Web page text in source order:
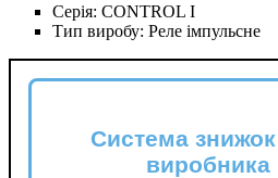
Серія: CONTROL I
Тип виробу: Реле імпульсне
Система
виробника